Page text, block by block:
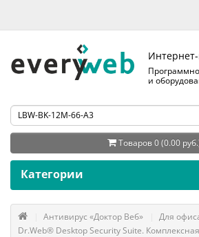
и
Товаров 0 (0.00
Категории
Антивирус «Доктор Веб» Для
Dr.Web® Desktop Security Suite.